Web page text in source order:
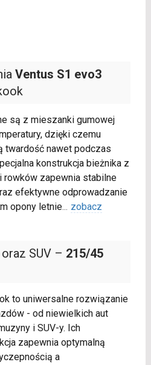
Ventus S1 evo3
są z mieszanki gumowej
dzięki czemu
twardość nawet podczas
konstrukcja bieżnika z
rowków zapewnia stabilne
efektywne odprowadzanie
opony letnie... zobacz
SUV – 215/45
to uniwersalne rozwiązanie
- od niewielkich aut
i SUV-y. Ich
zapewnia optymalną
a